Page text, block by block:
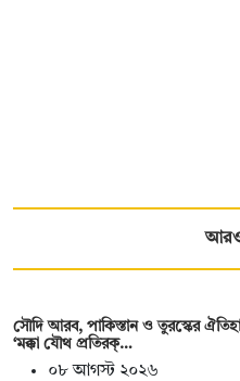
সৌদি আরব, পাকিস্তান ও তুরস্কের
‘মক্কা যৌথ প্রতিরক্…
০৮ আগস্ট ২০২৬